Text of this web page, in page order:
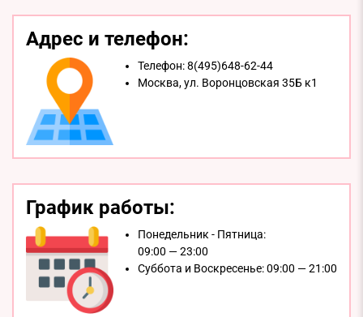
Адрес и телефон:
Телефон:8(495)648-62-44
Москва,ул. Воронцовская 35Б к1
График работы:
Понедельник - Пятница:
09:00 — 23:00
Суббота и Воскресенье:09:00 — 21:00